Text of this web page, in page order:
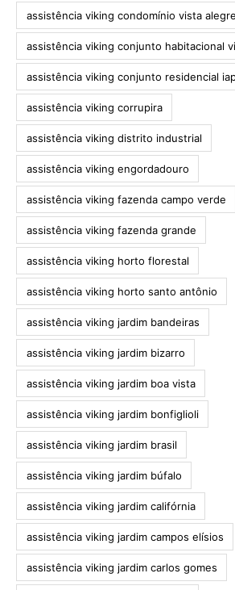
assistência viking condomínio vista alegre
assistência viking conjunto habitacional
assistência viking conjunto residencial
assistência viking corrupira
assistência viking distrito industrial
assistência viking engordadouro
assistência viking fazenda campo verde
assistência viking fazenda grande
assistência viking horto florestal
assistência viking horto santo antônio
assistência viking jardim bandeiras
assistência viking jardim bizarro
assistência viking jardim boa vista
assistência viking jardim bonfiglioli
assistência viking jardim brasil
assistência viking jardim búfalo
assistência viking jardim califórnia
assistência viking jardim campos elísios
assistência viking jardim carlos gomes